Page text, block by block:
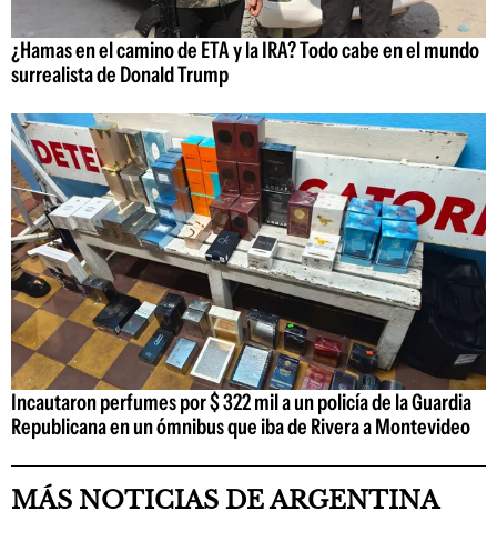
¿Hamas en el camino de ETA y la IRA? Todo cabe en el mundo
surrealista de Donald Trump
Incautaron perfumes por $ 322 mil a un policía de la Guardia
Republicana en un ómnibus que iba de Rivera a Montevideo
MÁS NOTICIAS DE ARGENTINA